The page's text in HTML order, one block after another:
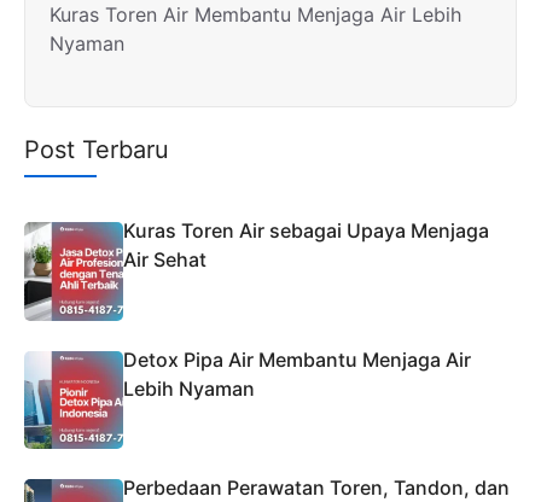
Kuras Toren Air Membantu Menjaga Air Lebih
Nyaman
Post Terbaru
Kuras Toren Air sebagai Upaya Menjaga
Air Sehat
Detox Pipa Air Membantu Menjaga Air
Lebih Nyaman
Perbedaan Perawatan Toren, Tandon, dan